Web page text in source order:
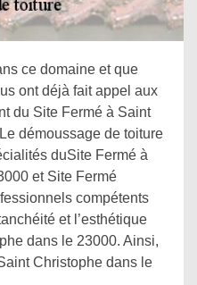
ce domaine et que
ont déjà fait appel aux
du Site Fermé à Saint
démoussage de toiture
duSite Fermé à
et Site Fermé
compétents
et l’esthétique
dans le 23000. Ainsi,
Christophe dans le